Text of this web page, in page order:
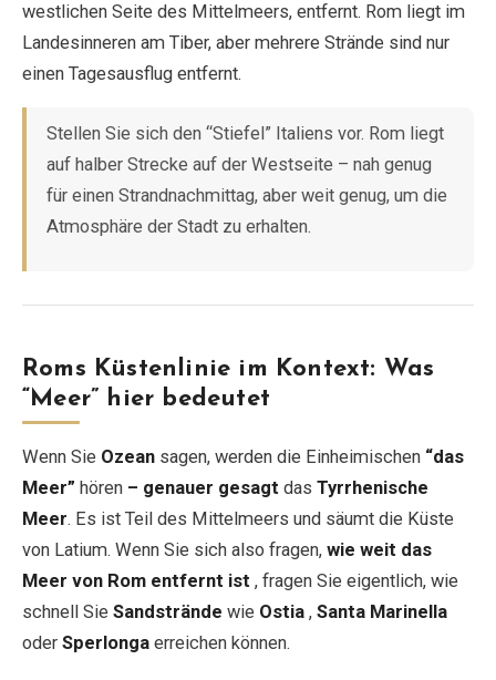
DE
westlichen Seite des Mittelmeers, entfernt. Rom liegt im
Landesinneren am Tiber, aber mehrere Strände sind nur
einen Tagesausflug entfernt.
Stellen Sie sich den “Stiefel” Italiens vor. Rom liegt
auf halber Strecke auf der Westseite – nah genug
für einen Strandnachmittag, aber weit genug, um die
Atmosphäre der Stadt zu erhalten.
Roms Küstenlinie im Kontext: Was
“Meer” hier bedeutet
Wenn Sie Ozean sagen, werden die Einheimischen “das
Meer” hören – genauer gesagt das Tyrrhenische
Meer. Es ist Teil des Mittelmeers und säumt die Küste
von Latium. Wenn Sie sich also fragen, wie weit das
Meer von Rom entfernt ist , fragen Sie eigentlich, wie
schnell Sie Sandstrände wie Ostia , Santa Marinella
oder Sperlonga erreichen können.